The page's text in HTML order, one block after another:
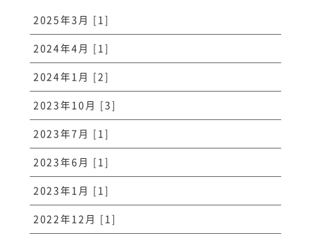
2025年3月 [1]
2024年4月 [1]
2024年1月 [2]
2023年10月 [3]
2023年7月 [1]
2023年6月 [1]
2023年1月 [1]
2022年12月 [1]